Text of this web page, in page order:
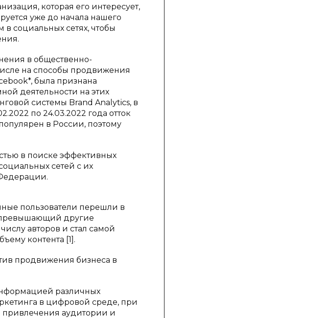
которая его интересует,
уже до начала нашего
в социальных сетях, чтобы
в общественно-
на способы продвижения
была признана
деятельности на этих
системы Brand Analytics, в
по 24.03.2022 года отток
в России, поэтому
в поиске эффективных
сетей с их
пользователи перешли в
превышающий другие
авторов и стал самой
контента [1].
продвижения бизнеса в
различных
в цифровой среде, при
привлечения аудитории и